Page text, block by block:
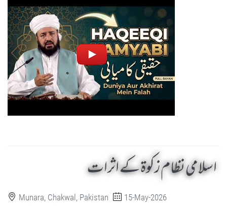
اسلامی نظام زکوۃ کے اثرات
Munara, Chakwal, Pakistan 15-May-2026